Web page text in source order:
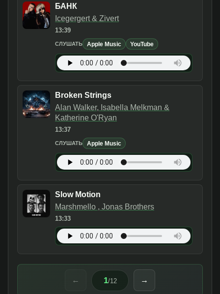
БАНК
Icegergert & Zivert
13:39
СЛУШАТЬ Apple Music YouTube
Broken Strings
Alan Walker, Isabella Melkman &
Katherine O'Ryan
13:37
СЛУШАТЬ Apple Music
Slow Motion
Marshmello , Jonas Brothers
13:33
← 1/12 →